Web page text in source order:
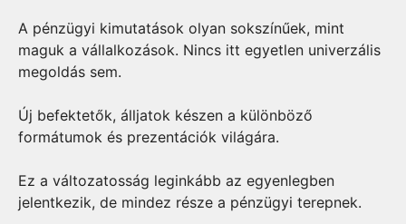
A pénzügyi kimutatások olyan sokszínűek, mint
maguk a vállalkozások. Nincs itt egyetlen univerzális
megoldás sem.
Új befektetők, álljatok készen a különböző
formátumok és prezentációk világára.
Ez a változatosság leginkább az egyenlegben
jelentkezik, de mindez része a pénzügyi terepnek.